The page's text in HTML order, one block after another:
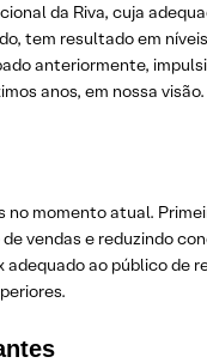
da Riva, cuja
tem resultado em
anteriormente,
anos, em nossa visão.
momento atual.
vendas e reduzindo
ao público de